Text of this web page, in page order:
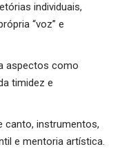
individuais,
“voz” e
aspectos como
timidez e
canto, instrumentos,
e mentoria artística.